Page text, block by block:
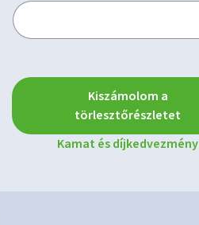
Kiszámolom a
törlesztőrészletet
Kamat és díjkedvezmény